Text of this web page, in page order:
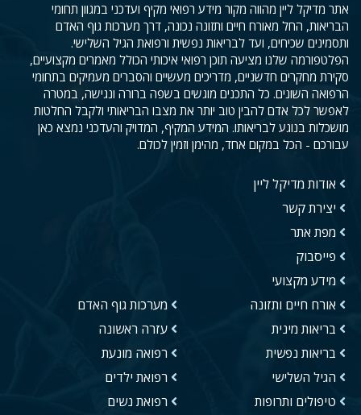
אתר מדיקל ליין מהווה מקור מידע רפואי מקיף ועדכני במגוון תחומי
הבריאות, החל מאורח חיים ותזונה נכונה, דרך מערכות גוף האדם
ותסמינים שכיחים, ועד לבריאות נפשית ורפואת הגיל השלישי.
הפלטפורמה שלנו מציעה תוכן רפואי איכותי הכולל מאמרים מקצועיים,
סקירת מחקרים חדשניים, מדריכים מעשיים והסברים מעמיקים בתחומי
הרפואה השונים. כל התכנים מוגשים בשפה ברורה ונגישה, במטרה
לאפשר לכל אדם להבין טוב יותר את מצבו הבריאותי ולקבל החלטות
מושכלות בנוגע לבריאותו. המידע המקיף, המדויק והעדכני נמצא כאן
עבורכם - הכל במקום אחד, מהימן וזמין לכולם.
אודות מדיקל ליין
יצירת קשר
מפת אתר
פייסבוק
מידע מקצועי
אורח חיים ותזונה
בריאות מינית
בריאות נפשית
הגיל השלישי
טיפולים ותרופות
מערכות גוף האדם
עזרה ראשונה
רפואה מונעת
רפואת ילדים
רפואת נשים